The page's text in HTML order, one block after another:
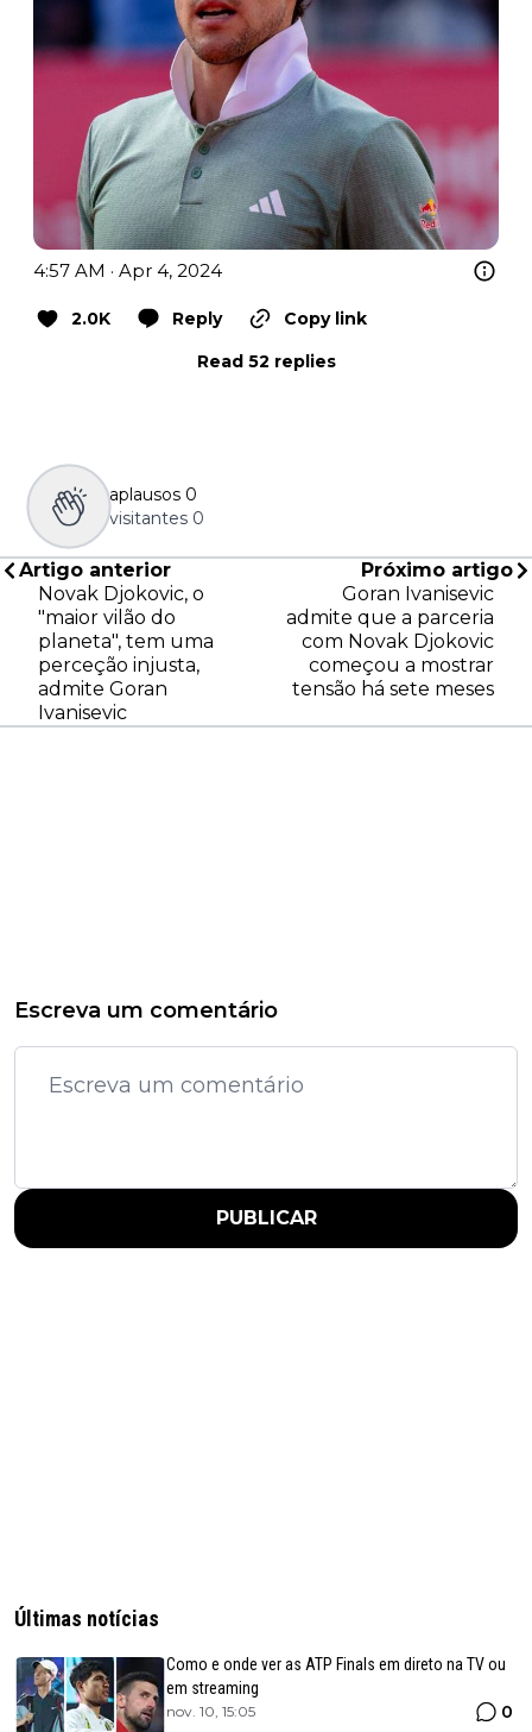
4:57 AM · Apr 4, 2024
2.0K Reply
Copy link
Read 52 replies
aplausos 0
visitantes 0
Artigo anterior
Novak Djokovic, o
"maior vilão do
planeta", tem uma
perceção injusta,
admite Goran
Ivanisevic
Próximo artigo
Goran Ivanisevic
admite que a parceria
com Novak Djokovic
começou a mostrar
tensão há sete meses
Escreva um comentário
PUBLICAR
Últimas notícias
Como e onde ver as ATP Finals em direto na TV ou
em streaming
nov. 10, 15:05 0